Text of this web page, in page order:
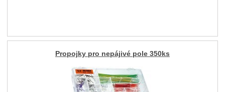
Propojky pro nepájivé pole 350ks